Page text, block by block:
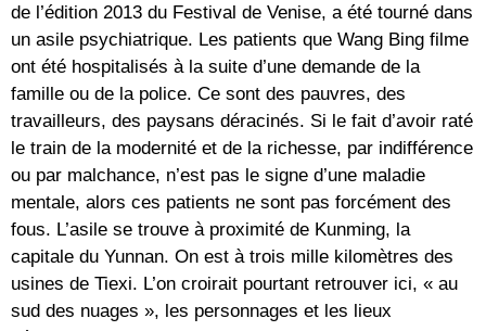
de l’édition 2013 du Festival de Venise, a été tourné dans
un asile psychiatrique. Les patients que Wang Bing filme
ont été hospitalisés à la suite d’une demande de la
famille ou de la police. Ce sont des pauvres, des
travailleurs, des paysans déracinés. Si le fait d’avoir raté
le train de la modernité et de la richesse, par indifférence
ou par malchance, n’est pas le signe d’une maladie
mentale, alors ces patients ne sont pas forcément des
fous. L’asile se trouve à proximité de Kunming, la
capitale du Yunnan. On est à trois mille kilomètres des
usines de Tiexi. L’on croirait pourtant retrouver ici, « au
sud des nuages », les personnages et les lieux